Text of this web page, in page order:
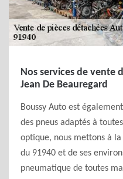
Nos services de vente
Jean De Beauregard
Boussy Auto est
des pneus adaptés à
optique, nous mettons à
du 91940 et de ses
pneumatique de toutes